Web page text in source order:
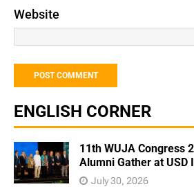
Website
ENGLISH CORNER
11th WUJA Congress
Alumni Gather at USD
July 30, 2026